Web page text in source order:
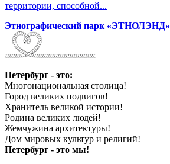
территории, способной...
Этнографический парк «ЭТНОЛЭНД»
Петербург - это:
Многонациональная столица!
Город великих подвигов!
Хранитель великой истории!
Родина великих людей!
Жемчужина архитектуры!
Дом мировых культур и религий!
Петербург - это мы!